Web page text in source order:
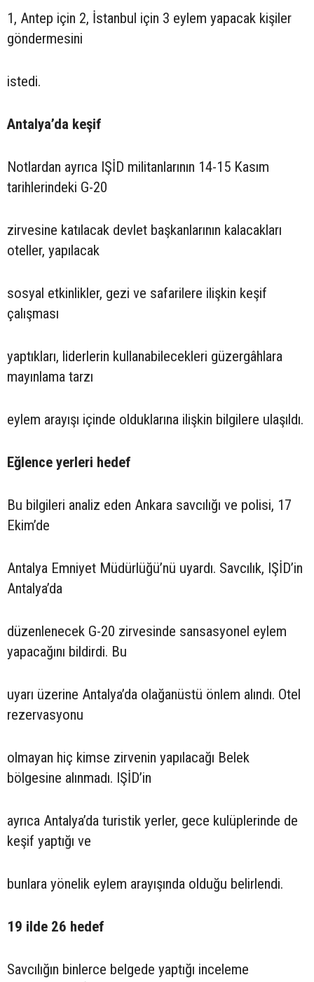
1, Antep için 2, İstanbul için 3 eylem yapacak kişiler
göndermesini
istedi.
Antalya’da keşif
Notlardan ayrıca IŞİD militanlarının 14-15 Kasım
tarihlerindeki G-20
zirvesine katılacak devlet başkanlarının kalacakları
oteller, yapılacak
sosyal etkinlikler, gezi ve safarilere ilişkin keşif
çalışması
yaptıkları, liderlerin kullanabilecekleri güzergâhlara
mayınlama tarzı
eylem arayışı içinde olduklarına ilişkin bilgilere ulaşıldı.
Eğlence yerleri hedef
Bu bilgileri analiz eden Ankara savcılığı ve polisi, 17
Ekim’de
Antalya Emniyet Müdürlüğü’nü uyardı. Savcılık, IŞİD’in
Antalya’da
düzenlenecek G-20 zirvesinde sansasyonel eylem
yapacağını bildirdi. Bu
uyarı üzerine Antalya’da olağanüstü önlem alındı. Otel
rezervasyonu
olmayan hiç kimse zirvenin yapılacağı Belek
bölgesine alınmadı. IŞİD’in
ayrıca Antalya’da turistik yerler, gece kulüplerinde de
keşif yaptığı ve
bunlara yönelik eylem arayışında olduğu belirlendi.
19 ilde 26 hedef
Savcılığın binlerce belgede yaptığı inceleme